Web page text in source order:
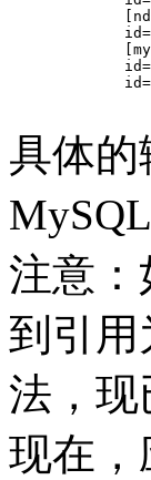
具体
注意：
到引用
法，现
现在，